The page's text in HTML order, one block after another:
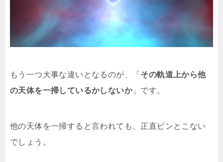
もう一つ大事な違いとなるのが、「 その軌道上から他
の天体を一掃しているかしないか」です。
他の天体を一掃すると言われても、正直ピンとこない
でしょう。